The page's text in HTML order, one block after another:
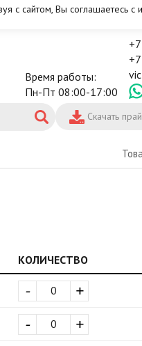
с сайтом, Вы соглашаетесь с
Время работы:
Пн-Пт 08:00-17:00
Скачать
КОЛИЧЕСТВО
+
-
+
-